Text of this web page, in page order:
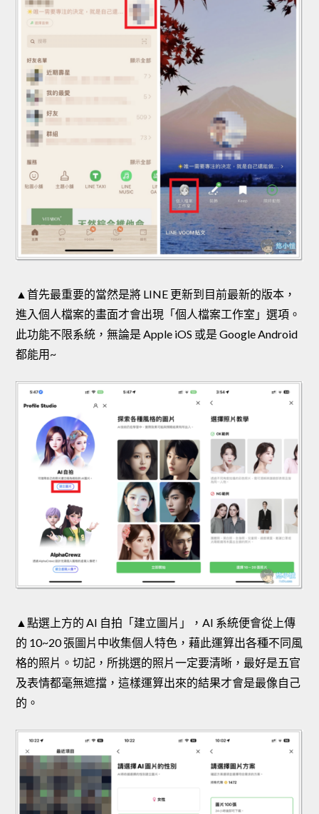
▲首先最重要的當然是將 LINE 更新到目前最新的版本，
進入個人檔案的畫面才會出現「個人檔案工作室」選項。
此功能不限系統，無論是 Apple iOS 或是 Google Android
都能用~
▲點選上方的 AI 自拍「建立圖片」，AI 系統便會從上傳
的 10~20 張圖片中收集個人特色，藉此運算出各種不同風
格的照片。切記，所挑選的照片一定要清晰，最好是五官
及表情都毫無遮擋，這樣運算出來的結果才會是最像自己
的。